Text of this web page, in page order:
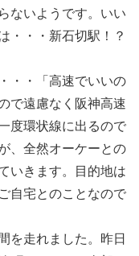
ないようです。いい
・・・新石切駅！？
・・「高速でいいの
で遠慮なく阪神高速
度環状線に出るので
、全然オーケーとの
いきます。目的地は
自宅とのことなので
を走れました。昨日